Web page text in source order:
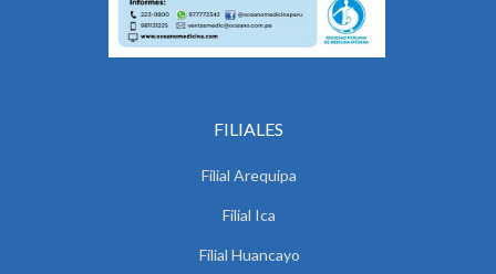
FILIALES
Filial Arequipa
Filial Ica
Filial Huancayo